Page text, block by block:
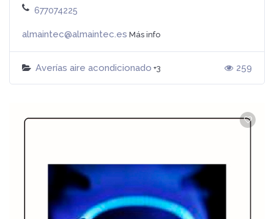
677074225
almaintec@almaintec.es Más info
Averías aire acondicionado +3 259